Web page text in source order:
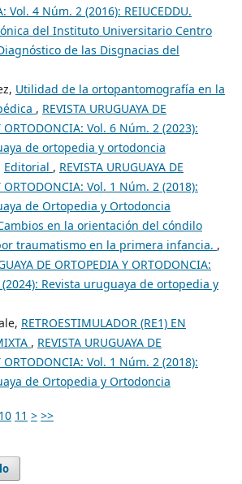
Vol. 4 Núm. 2 (2016): REIUCEDDU.
del Instituto Universitario Centro
de las Disgnacias del
Utilidad de la ortopantomografía en la
, REVISTA URUGUAYA DE
ORTODONCIA: Vol. 6 Núm. 2 (2023):
de ortopedia y ortodoncia
Editorial , REVISTA URUGUAYA DE
ORTODONCIA: Vol. 1 Núm. 2 (2018):
de Ortopedia y Ortodoncia
en la orientación del cóndilo
traumatismo en la primera infancia. ,
DE ORTOPEDIA Y ORTODONCIA:
Revista uruguaya de ortopedia y
RETROESTIMULADOR (RE1) EN
, REVISTA URUGUAYA DE
ORTODONCIA: Vol. 1 Núm. 2 (2018):
de Ortopedia y Ortodoncia
10 11 > >>